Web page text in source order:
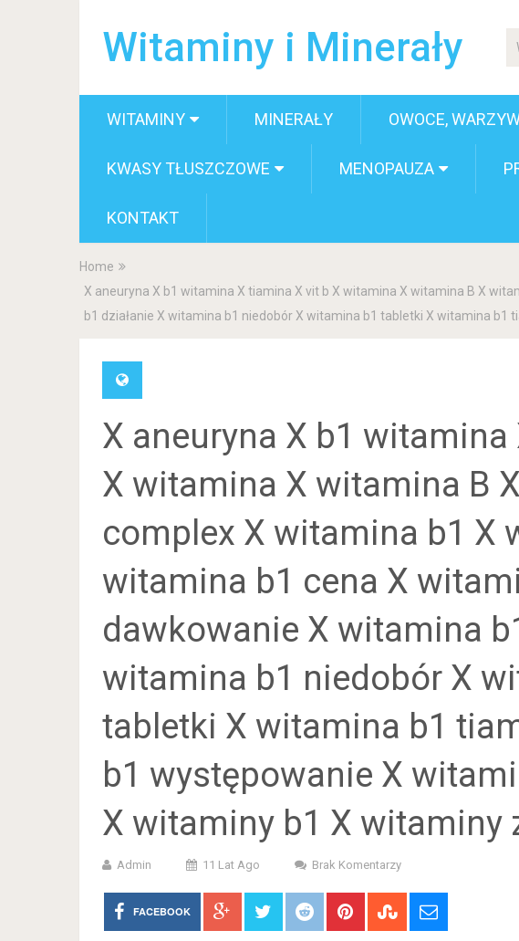
Witaminy i Minerały
WITAMINY MINERAŁY OWOCE,
KWASY TŁUSZCZOWE MENOPAUZA
KONTAKT
Home
X aneuryna X b1 witamina X tiamina X vit b X witamina X witamina B X
b1 działanie X witamina b1 niedobór X witamina b1 tabletki X witamina
X aneuryna X b1
X witamina X witamina B
complex X witamina b1 X
witamina b1 cena X
dawkowanie X witamina
witamina b1 niedobór X
tabletki X witamina b1
b1 występowanie X
X witaminy b1 X witaminy
Admin 11 Lat Ago Brak Komentarzy
FACEBOOK